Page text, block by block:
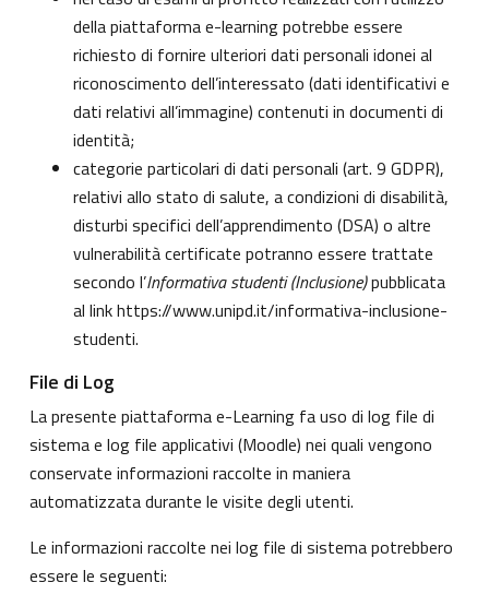
della piattaforma e-learning potrebbe essere
richiesto di fornire ulteriori dati personali idonei al
riconoscimento dell’interessato (dati identificativi e
dati relativi all’immagine) contenuti in documenti di
identità;
categorie particolari di dati personali (art. 9 GDPR),
relativi allo stato di salute, a condizioni di disabilità,
disturbi specifici dell’apprendimento (DSA) o altre
vulnerabilità certificate potranno essere trattate
secondo l’Informativa studenti (Inclusione)pubblicata
al linkhttps://www.unipd.it/informativa-inclusione-
studenti.
File di Log
La presente piattaforma e-Learning fa uso di log file di
sistema e log file applicativi (Moodle) nei quali vengono
conservate informazioni raccolte in maniera
automatizzata durante le visite degli utenti.
Le informazioni raccolte nei log file di sistema potrebbero
essere le seguenti: